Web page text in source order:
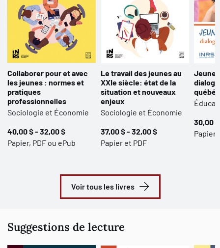
Collaborer pour et avec
les jeunes : normes et
pratiques
professionnelles
Sociologie et Économie
40,00 $ - 32,00 $
Papier, PDF ou ePub
Le travail des jeunes au
XXIe siècle: état de la
situation et nouveaux
enjeux
Sociologie et Économie
37,00 $ - 32,00 $
Papier et PDF
30,00 $
Papier
Voir tous les livres
Suggestions de lecture